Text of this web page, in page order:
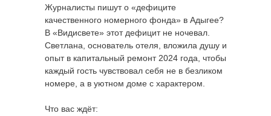
Журналисты пишут о «дефиците
качественного номерного фонда» в Адыгее?
В «Видисвете» этот дефицит не ночевал.
Светлана, основатель отеля, вложила душу и
опыт в капитальный ремонт 2024 года, чтобы
каждый гость чувствовал себя не в безликом
номере, а в уютном доме с характером.
Что вас ждёт: